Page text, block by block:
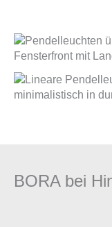
BORA bei